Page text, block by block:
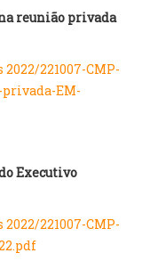
reunião privada
221007-CMP-
EM-
Executivo
221007-CMP-